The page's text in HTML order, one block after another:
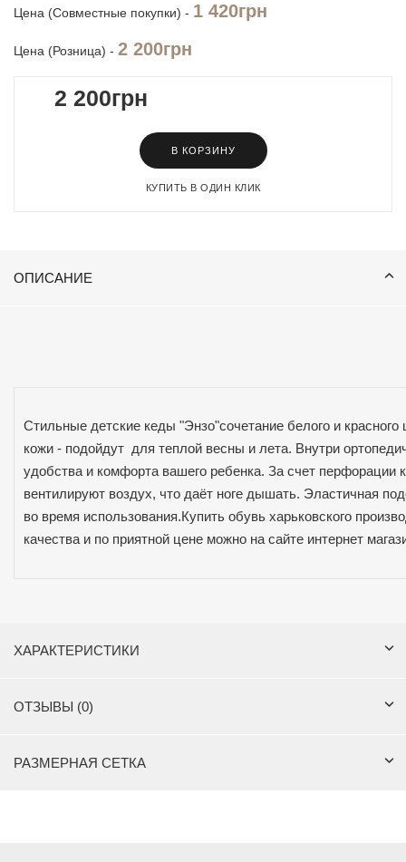
Цена (Совместные покупки) - 1 420грн
Цена (Розница) - 2 200грн
2 200грн
В КОРЗИНУ
КУПИТЬ В ОДИН КЛИК
ОПИСАНИЕ
Стильные детские кеды "Энзо"сочетание белого и красного
кожи - подойдут для теплой весны и лета. Внутри
удобства и комфорта вашего ребенка. За счет перфорации
вентилируют воздух, что даёт ноге дышать. Эластичная
во время использования.Купить обувь харьковского
качества и по приятной цене можно на сайте интернет
ХАРАКТЕРИСТИКИ
ОТЗЫВЫ (0)
РАЗМЕРНАЯ СЕТКА